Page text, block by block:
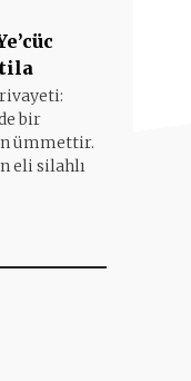
bir
ümmettir.
eli silahlı